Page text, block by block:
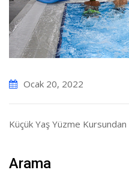
Ocak 20, 2022
Küçük Yaş Yüzme
Arama